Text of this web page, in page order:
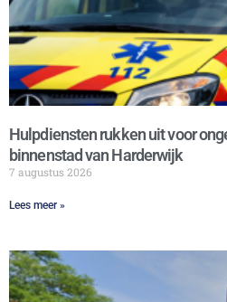
Hulpdiensten rukken uit voor
binnenstad van Harderwijk
7 augustus 2026
Lees meer »